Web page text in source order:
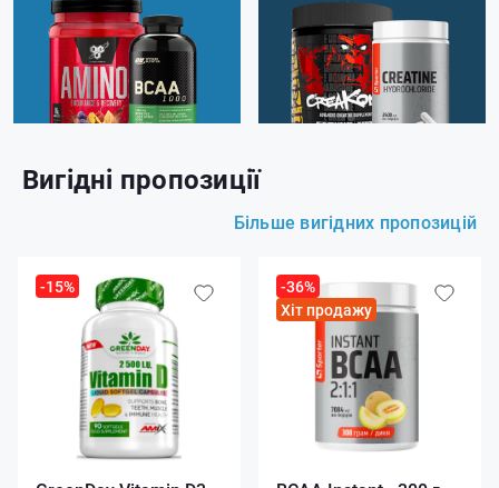
Вигідні пропозиції
Більше вигідних пропозицій
-15%
-36%
Хіт продажу